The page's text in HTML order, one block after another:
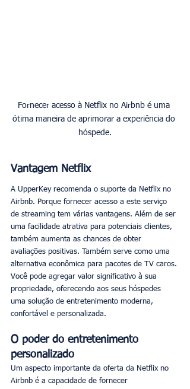
Fornecer acesso à Netflix no Airbnb é uma
ótima maneira de aprimorar a experiência do
hóspede.
Vantagem Netflix
A UpperKey recomenda o suporte da Netflix no
Airbnb. Porque fornecer acesso a este serviço
de streaming tem várias vantagens. Além de ser
uma facilidade atrativa para potenciais clientes,
também aumenta as chances de obter
avaliações positivas. Também serve como uma
alternativa econômica para pacotes de TV caros.
Você pode agregar valor significativo à sua
propriedade, oferecendo aos seus hóspedes
uma solução de entretenimento moderna,
confortável e personalizada.
O poder do entretenimento
personalizado
Um aspecto importante da oferta da Netflix no
Airbnb é a capacidade de fornecer